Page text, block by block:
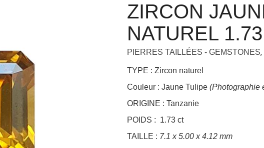
ZIRCON
NATUREL
PIERRES TAILLÉES - GEMSTONES,
TYPE : Zircon naturel
Couleur : Jaune Tulipe (Photographie
ORIGINE : Tanzanie
POIDS : 1.73 ct
TAILLE : 7.1 x 5.00 x 4.12 mm